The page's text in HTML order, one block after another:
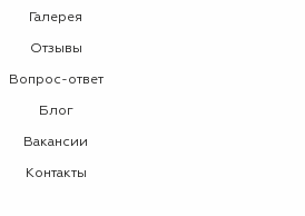
Галерея
Отзывы
Вопрос-ответ
Блог
Вакансии
Контакты